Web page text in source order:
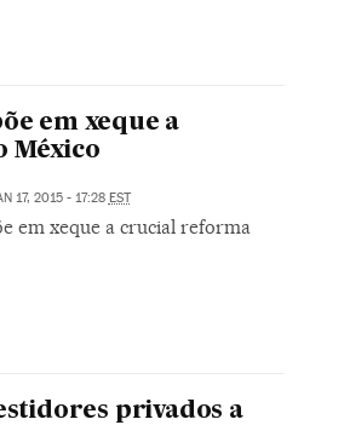
em xeque a
México
17, 2015 - 17:28 EST
em xeque a crucial reforma
privados a